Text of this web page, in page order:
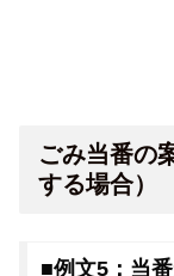
ごみ当番の
する場合）
■例文5：当